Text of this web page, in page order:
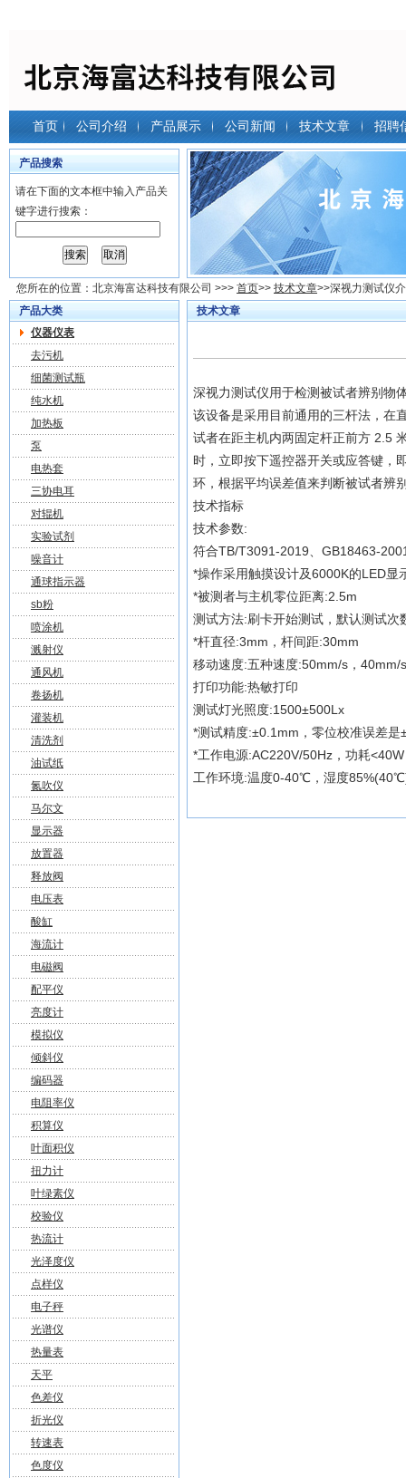
首页 公司介绍 产品展示 公司新闻 技术文章 招聘
产品搜索
请在下面的文本框中输入产品关
键字进行搜索：
您所在的位置： 北京海富达科技有限公司 >>> 首页>> 技术文章>>深视力测试仪
产品大类
仪器仪表
去污机
细菌测试瓶
纯水机
加热板
泵
电热套
三协电耳
对辊机
实验试剂
噪音计
通球指示器
sb粉
喷涂机
溅射仪
通风机
卷扬机
灌装机
清洗剂
油试纸
氮吹仪
马尔文
显示器
放置器
释放阀
电压表
酸缸
海流计
电磁阀
配平仪
亮度计
模拟仪
倾斜仪
编码器
电阻率仪
积算仪
叶面积仪
扭力计
叶绿素仪
校验仪
热流计
光泽度仪
点样仪
电子秤
光谱仪
热量表
天平
色差仪
折光仪
转速表
色度仪
技术文章
深视力测试仪用于检测被试者辨别物
该设备是采用目前通用的三杆法，在
试者在距主机内两固定杆正前方 2.5
时，立即按下遥控器开关或应答键，
环，根据平均误差值来判断被试者辨
技术指标
技术参数:
符合TB/T3091-2019、GB18463-
*操作采用触摸设计及6000K的LED显
*被测者与主机零位距离:2.5m
测试方法:刷卡开始测试，默认测试
*杆直径:3mm，杆间距:30mm
移动速度:五种速度:50mm/s，
打印功能:热敏打印
测试灯光照度:1500±500Lx
*测试精度:±0.1mm，零位校准误差是
*工作电源:AC220V/50Hz，功耗
工作环境:温度0-40℃，湿度